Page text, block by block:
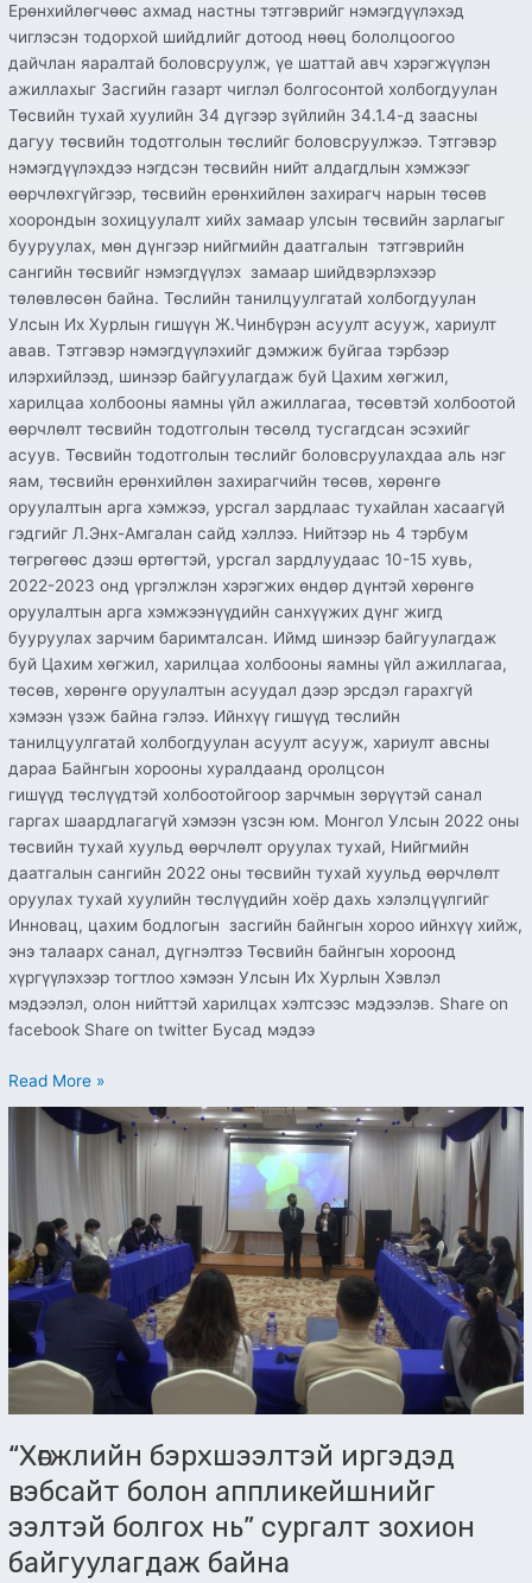
Ерөнхийлөгчөөс ахмад настны тэтгэврийг нэмэгдүүлэхэд
чиглэсэн тодорхой шийдлийг дотоод нөөц бололцоогоо
дайчлан яаралтай боловсруулж, үе шаттай авч хэрэгжүүлэн
ажиллахыг Засгийн газарт чиглэл болгосонтой холбогдуулан
Төсвийн тухай хуулийн 34 дүгээр зүйлийн 34.1.4-д заасны
дагуу төсвийн тодотголын төслийг боловсруулжээ. Тэтгэвэр
нэмэгдүүлэхдээ нэгдсэн төсвийн нийт алдагдлын хэмжээг
өөрчлөхгүйгээр, төсвийн ерөнхийлөн захирагч нарын төсөв
хоорондын зохицуулалт хийх замаар улсын төсвийн зарлагыг
бууруулах, мөн дүнгээр нийгмийн даатгалын тэтгэврийн
сангийн төсвийг нэмэгдүүлэх замаар шийдвэрлэхээр
төлөвлөсөн байна. Төслийн танилцуулгатай холбогдуулан
Улсын Их Хурлын гишүүн Ж.Чинбүрэн асуулт асууж, хариулт
авав. Тэтгэвэр нэмэгдүүлэхийг дэмжиж буйгаа тэрбээр
илэрхийлээд, шинээр байгуулагдаж буй Цахим хөгжил,
харилцаа холбооны яамны үйл ажиллагаа, төсөвтэй холбоотой
өөрчлөлт төсвийн тодотголын төсөлд тусгагдсан эсэхийг
асуув. Төсвийн тодотголын төслийг боловсруулахдаа аль нэг
яам, төсвийн ерөнхийлөн захирагчийн төсөв, хөрөнгө
оруулалтын арга хэмжээ, урсгал зардлаас тухайлан хасаагүй
гэдгийг Л.Энх-Амгалан сайд хэллээ. Нийтээр нь 4 тэрбум
төгрөгөөс дээш өртөгтэй, урсгал зардлуудаас 10-15 хувь,
2022-2023 онд үргэлжлэн хэрэгжих өндөр дүнтэй хөрөнгө
оруулалтын арга хэмжээнүүдийн санхүүжих дүнг жигд
бууруулах зарчим баримталсан. Иймд шинээр байгуулагдаж
буй Цахим хөгжил, харилцаа холбооны яамны үйл ажиллагаа,
төсөв, хөрөнгө оруулалтын асуудал дээр эрсдэл гарахгүй
хэмээн үзэж байна гэлээ. Ийнхүү гишүүд төслийн
танилцуулгатай холбогдуулан асуулт асууж, хариулт авсны
дараа Байнгын хорооны хуралдаанд оролцсон
гишүүд төслүүдтэй холбоотойгоор зарчмын зөрүүтэй санал
гаргах шаардлагагүй хэмээн үзсэн юм. Монгол Улсын 2022 оны
төсвийн тухай хуульд өөрчлөлт оруулах тухай, Нийгмийн
даатгалын сангийн 2022 оны төсвийн тухай хуульд өөрчлөлт
оруулах тухай хуулийн төслүүдийн хоёр дахь хэлэлцүүлгийг
Инновац, цахим бодлогын засгийн байнгын хороо ийнхүү хийж,
энэ талаарх санал, дүгнэлтээ Төсвийн байнгын хороонд
хүргүүлэхээр тогтлоо хэмээн Улсын Их Хурлын Хэвлэл
мэдээлэл, олон нийттэй харилцах хэлтсээс мэдээлэв. Share on
facebook Share on twitter Бусад мэдээ
Read More »
“Хөгжлийн бэрхшээлтэй иргэдэд
вэбсайт болон аппликейшнийг
ээлтэй болгох нь” сургалт зохион
байгуулагдаж байна
“Хөгжлийн
бэрхшээлтэй
болон
аппликейшнийг
ээлтэй
болгох
нь”
сургалт
зохион
байгуулагдаж